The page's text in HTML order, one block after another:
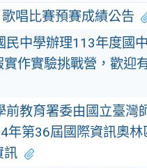
唱比賽預賽成績公告
民中學辦理113年度國
作實驗挑戰營，歡迎
前教育署委由國立臺灣
年第36屆國際資訊奧林
訊